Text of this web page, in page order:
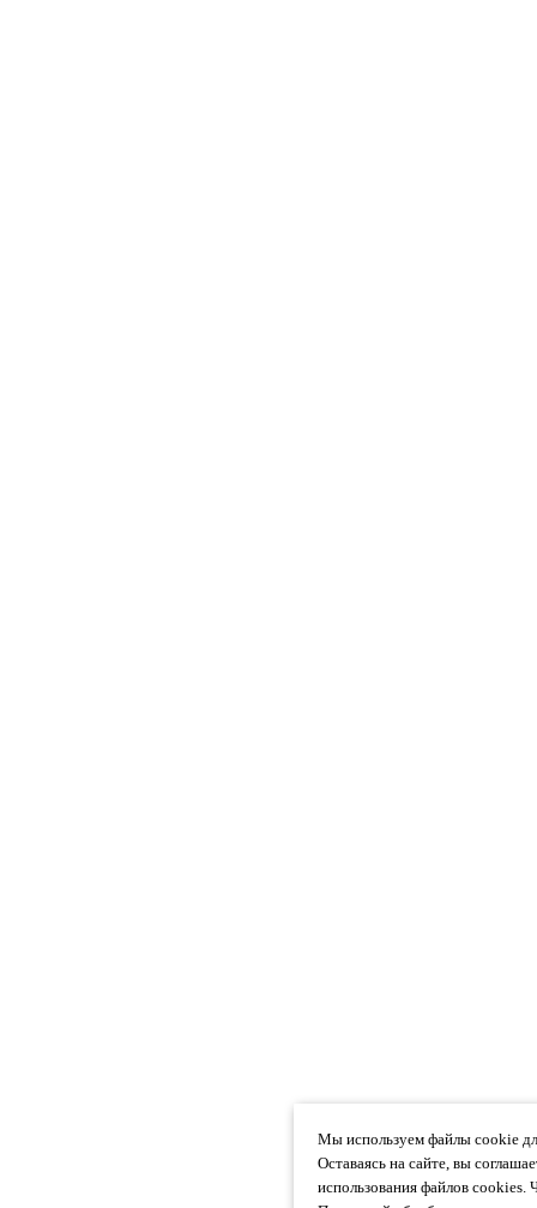
Мы используем файлы cookie
Оставаясь на сайте, вы
использования файлов cookies.